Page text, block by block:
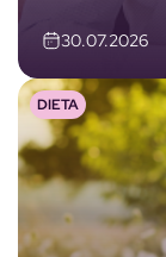
30.07.2026
DIETA